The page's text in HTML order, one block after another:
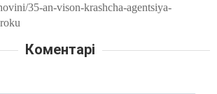
35-an-vison-krashcha-agentsiya-
Коментарі